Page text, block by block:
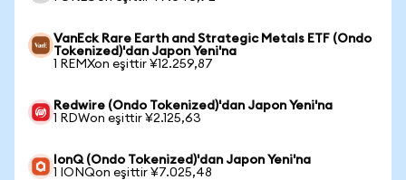
VanEck Rare Earth and Strategic Metals ETF (Ondo
Tokenized)'dan Japon Yeni'na
1 REMXon eşittir ¥12.259,87
Redwire (Ondo Tokenized)'dan Japon Yeni'na
1 RDWon eşittir ¥2.125,63
IonQ (Ondo Tokenized)'dan Japon Yeni'na
1 IONQon eşittir ¥7.025,48